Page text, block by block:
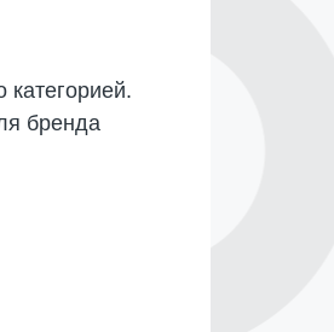
категорией.
бренда